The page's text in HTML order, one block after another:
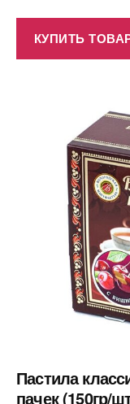
КУПИТЬ
Пастила
пачек (150гр/